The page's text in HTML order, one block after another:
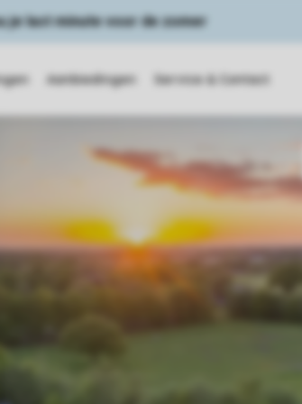
je last minute voor de zomer
Aanbiedingen Service & Contact